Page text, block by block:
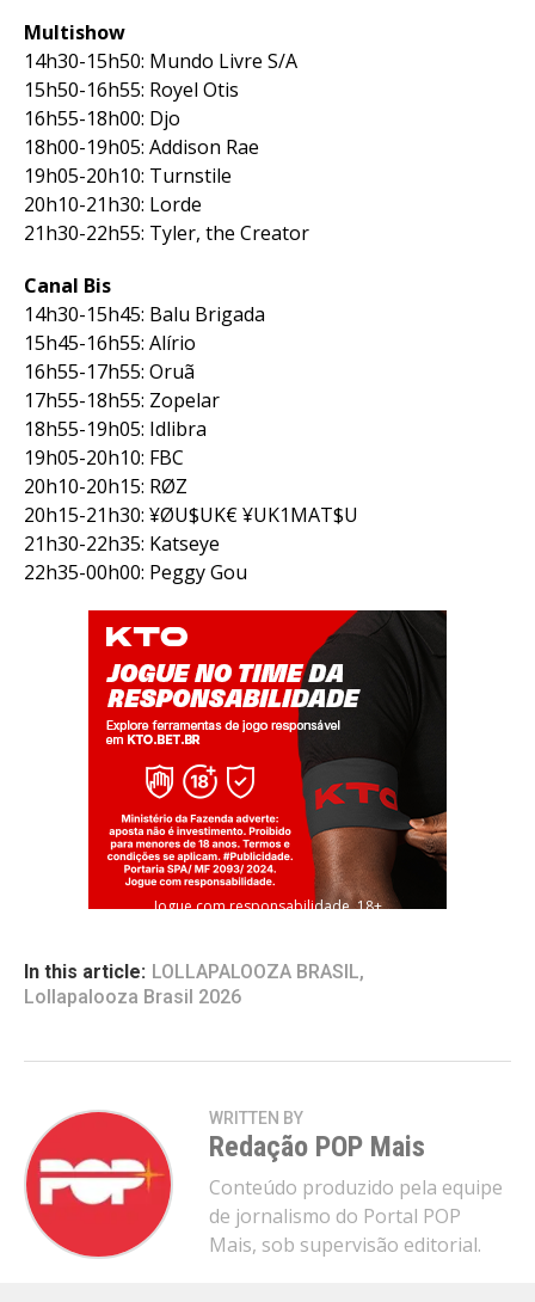
Multishow
14h30-15h50: Mundo Livre S/A
15h50-16h55: Royel Otis
16h55-18h00: Djo
18h00-19h05: Addison Rae
19h05-20h10: Turnstile
20h10-21h30: Lorde
21h30-22h55: Tyler, the Creator
Canal Bis
14h30-15h45: Balu Brigada
15h45-16h55: Alírio
16h55-17h55: Oruã
17h55-18h55: Zopelar
18h55-19h05: Idlibra
19h05-20h10: FBC
20h10-20h15: RØZ
20h15-21h30: ¥ØU$UK€ ¥UK1MAT$U
21h30-22h35: Katseye
22h35-00h00: Peggy Gou
Jogue com responsabilidade. 18+
In this article: LOLLAPALOOZA BRASIL,
Lollapalooza Brasil 2026
WRITTEN BY
Redação POP Mais
Conteúdo produzido pela equipe
de jornalismo do Portal POP
Mais, sob supervisão editorial.